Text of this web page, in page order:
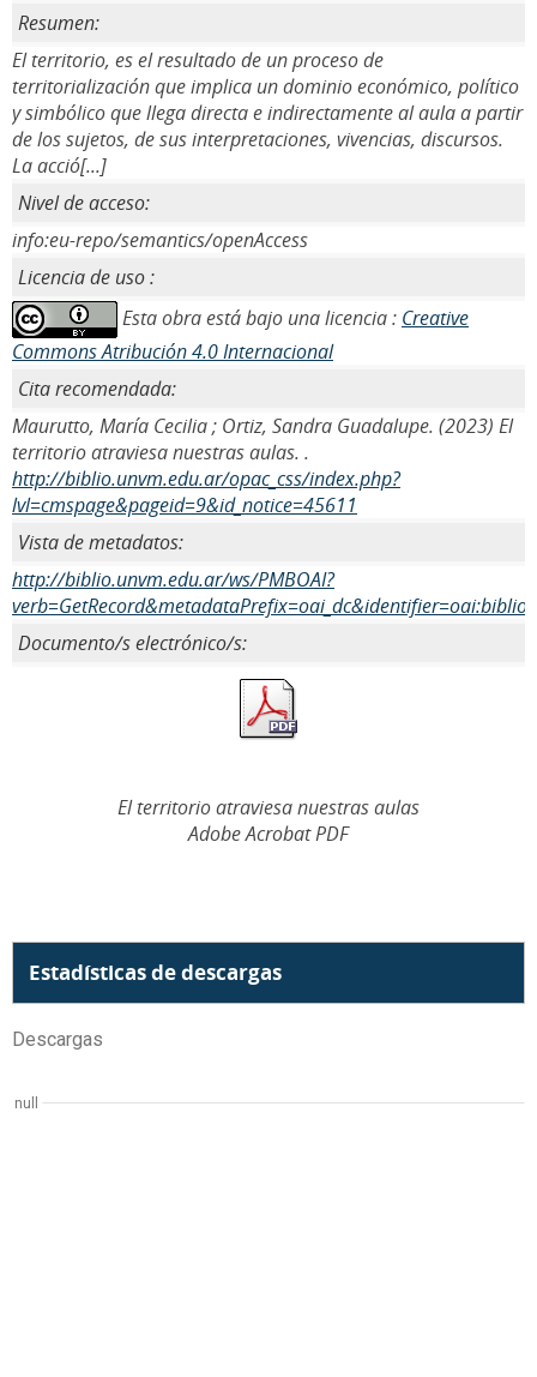
Resumen:
El territorio, es el resultado de un proceso de
territorialización que implica un dominio económico, político
y simbólico que llega directa e indirectamente al aula a partir
de los sujetos, de sus interpretaciones, vivencias, discursos.
La acció[...]
Nivel de acceso:
info:eu-repo/semantics/openAccess
Licencia de uso :
Esta obra está bajo una licencia : Creative
Commons Atribución 4.0 Internacional
Cita recomendada:
Maurutto, María Cecilia ; Ortiz, Sandra Guadalupe. (2023) El
territorio atraviesa nuestras aulas. .
http://biblio.unvm.edu.ar/opac_css/index.php?
lvl=cmspage&pageid=9&id_notice=45611
Vista de metadatos:
http://biblio.unvm.edu.ar/ws/PMBOAI?
Documento/s electrónico/s:
El territorio atraviesa nuestras aulas
Adobe Acrobat PDF
Estadísticas de descargas
Descargas
null